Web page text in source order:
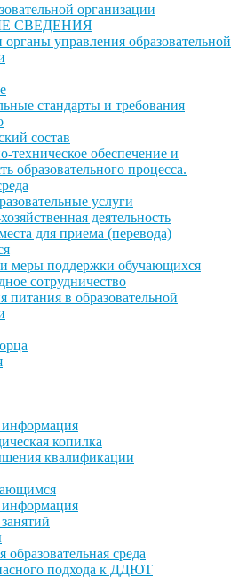
организации
СВЕДЕНИЯ
органы управления образовательной
стандарты и требования
состав
техническое обеспечение и
образовательного процесса.
услуги
деятельность
для приема (перевода)
меры поддержки обучающихся
сотрудничество
питания в образовательной
информация
копилка
квалификации
информация
образовательная среда
подхода к ДДЮТ